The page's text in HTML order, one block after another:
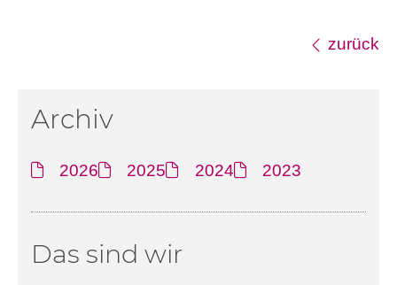
zurück
Archiv
2026 2025 2024 2023
Das sind wir